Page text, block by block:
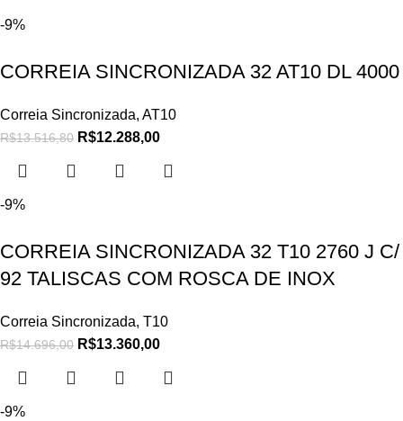
-9%
CORREIA SINCRONIZADA 32 AT10 DL 4000
Correia Sincronizada, AT10
R$13.516,80 R$12.288,00
-9%
CORREIA SINCRONIZADA 32 T10 2760 J C/
92 TALISCAS COM ROSCA DE INOX
Correia Sincronizada, T10
R$14.696,00 R$13.360,00
-9%